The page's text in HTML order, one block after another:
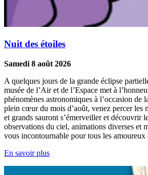
Nuit des étoiles
Samedi 8 août 2026
A quelques jours de la grande éclipse
musée de l’Air et de l’Espace met à
phénomènes astronomiques à l’occasion de
plein cœur du mois d’août, venez percer les
et grands sauront s’émerveiller et découvrir
observations du ciel, animations diverses et
vous incontournable pour tous les amoureux
En savoir plus